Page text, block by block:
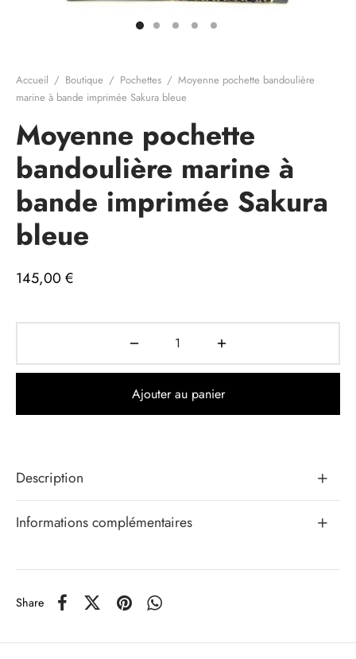
Accueil / Boutique / Pochettes / Moyenne pochette bandoulière
marine à bande imprimée Sakura bleue
Moyenne pochette
bandoulière marine à
bande imprimée Sakura
bleue
145,00 €
Ajouter au panier
Description
Informations complémentaires
Share